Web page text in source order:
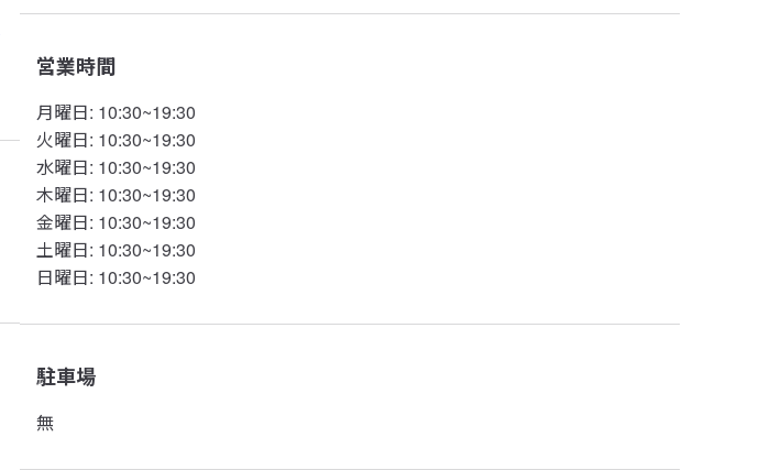
営業時間
月曜日: 10:30~19:30
火曜日: 10:30~19:30
水曜日: 10:30~19:30
木曜日: 10:30~19:30
金曜日: 10:30~19:30
土曜日: 10:30~19:30
日曜日: 10:30~19:30
駐車場
無